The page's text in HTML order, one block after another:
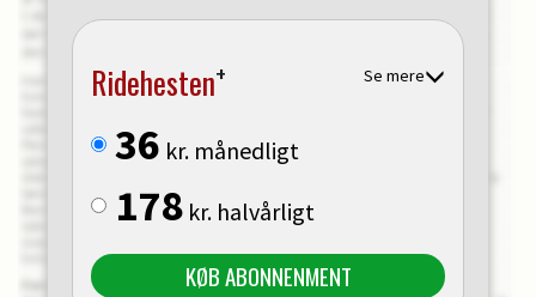
Ridehesten+ Se mere
36 kr. månedligt
178 kr. halvårligt
KØB ABONNENMENT